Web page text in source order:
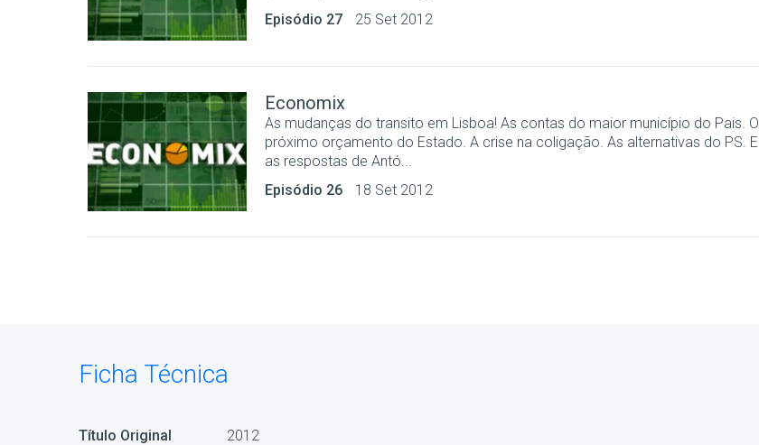
Episódio 27
25 Set 2012
Economix
As mudanças do transito em Lisboa! As contas do maior município do Pais. O
próximo orçamento do Estado. A crise na coligação. As alternativas do PS. E
as respostas de Antó...
Episódio 26
18 Set 2012
Ficha Técnica
Título Original 2012